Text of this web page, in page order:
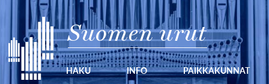
Suomen urut
HAKU INFO PAIKKAKUNNAT